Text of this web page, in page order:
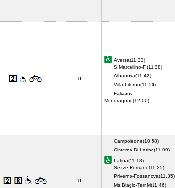
TI
Aversa(11.33)
S.Marcellino-F.(11.38)
Albanova(11.42)
Villa Literno(11.50)
Falciano-
Mondragone(12.00)
TI
Campoleone(10.58)
Cisterna Di Latina(11.09)
Latina(11.18)
Sezze Romano(11.25)
Priverno-Fossanova(11.35)
Ms.Biagio-Terr.M(11.46)